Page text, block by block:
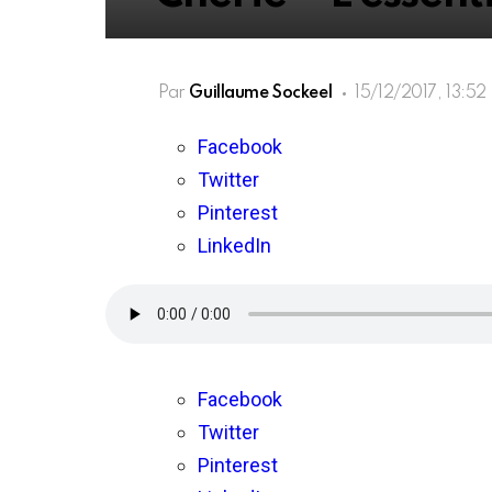
Par Guillaume Sockeel 15/12/2017, 13:52
Facebook
Twitter
Pinterest
LinkedIn
Facebook
Twitter
Pinterest